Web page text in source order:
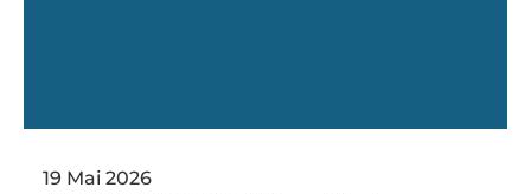
19 Mai 2026